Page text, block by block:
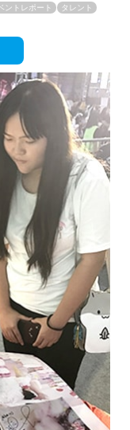
ントレポート
タレント